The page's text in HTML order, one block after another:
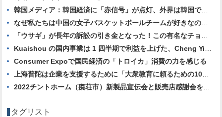
韓国メディア：韓国経済に「赤信号」が点灯、外界は韓国で金融危機が繰り返されるのではないかと懸念している
なぜ私たちは中国の女子バスケットボールチームが好きなのでしょうか?
「ウサギ」が長年の訴訟の引き金となった！この有名なチョコレートメーカーが訴訟で勝訴しました！
Kuaishou の国内事業は 1 四半期で利益を上げた、Cheng Yixiao 氏：日々の活動の増加とコスト「良性のハサミのギャップ」”
Consumer Expoで国民経済の「トロイカ」消費の力を感じる
上海普陀は企業を支援するために「大衆教育に頼るための10のヒント」を立ち上げ、Xiao Yang Shengjianが最初の受益者となる
2022チントホーム（棗荘市）新製品宣伝会と販売店感謝会を開催しました
タグリスト